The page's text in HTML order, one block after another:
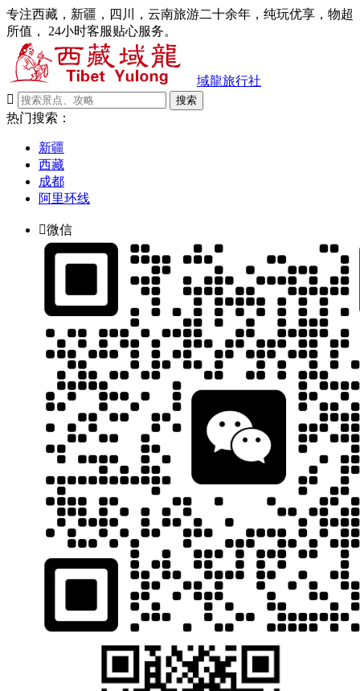
专注西藏，新疆，四川，云南旅游二十余年，纯玩优享，物超
所值， 24小时客服贴心服务。
域龍旅行社

搜索
热门搜索：
新疆
西藏
成都
阿里环线
微信